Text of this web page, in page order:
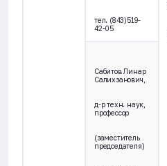
тел. (843)519-
42-05
Сабитов Линар
Салихзанович,
д-р техн. наук,
профессор
(заместитель
председателя)